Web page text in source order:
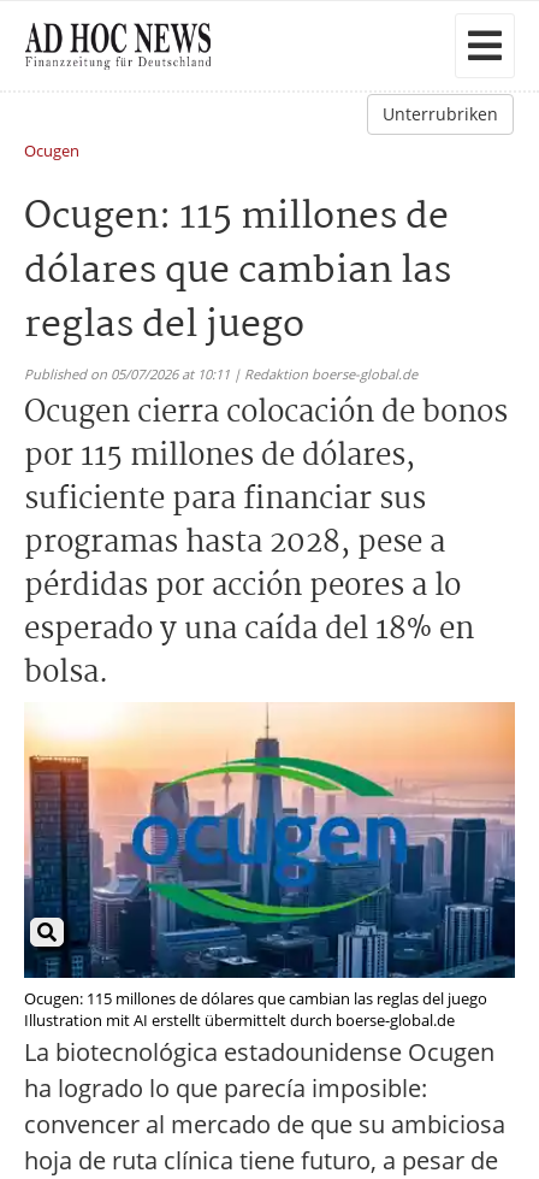
Unterrubriken
Ocugen
Ocugen: 115 millones de
dólares que cambian las
reglas del juego
Published on 05/07/2026 at 10:11 | Redaktion boerse-global.de
Ocugen cierra colocación de bonos
por 115 millones de dólares,
suficiente para financiar sus
programas hasta 2028, pese a
pérdidas por acción peores a lo
esperado y una caída del 18% en
bolsa.
Ocugen: 115 millones de dólares que cambian las reglas del juego
Illustration mit AI erstellt übermittelt durch boerse-global.de
La biotecnológica estadounidense Ocugen
ha logrado lo que parecía imposible:
convencer al mercado de que su ambiciosa
hoja de ruta clínica tiene futuro, a pesar de